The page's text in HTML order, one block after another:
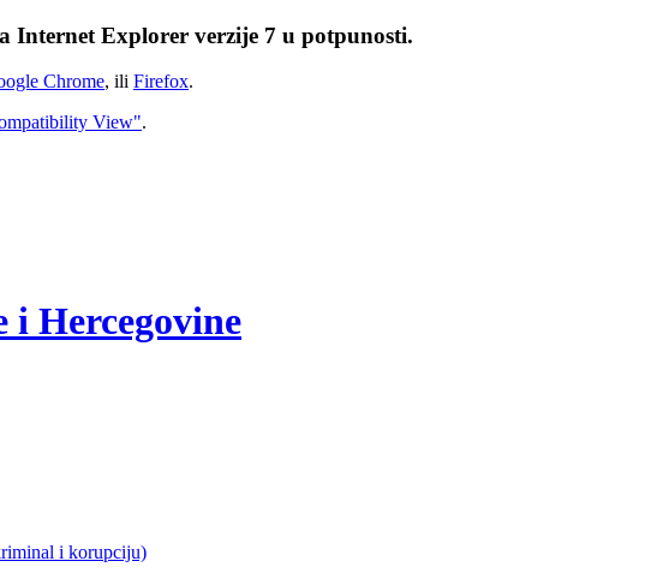
Internet Explorer verzije 7 u potpunosti.
Chrome, ili Firefox.
View".
i Hercegovine
i korupciju)